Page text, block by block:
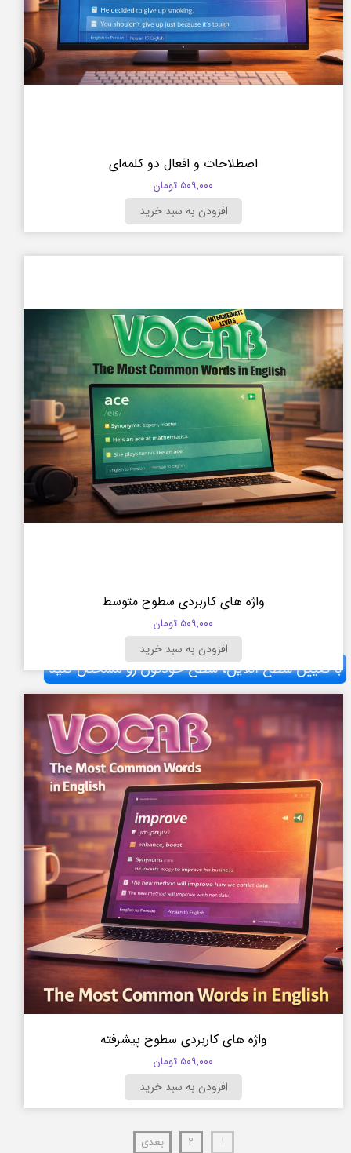
با تعیین سطح آنلاین، سطح خودتون رو مشخص کنید
اصطلاحات و افعال دو کلمه‌ای
۵۰۹,۰۰۰ تومان
افزودن به سبد خرید
واژه های کاربردی سطوح متوسط
۵۰۹,۰۰۰ تومان
افزودن به سبد خرید
واژه های کاربردی سطوح پیشرفته
۵۰۹,۰۰۰ تومان
افزودن به سبد خرید
۱ ۲ بعدی